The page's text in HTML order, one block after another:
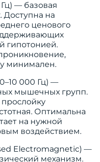
Гц) — базовая
на
ценового
гипотонией.
минимален.
000 Гц) —
мышечных групп.
Оптимальна
на нужной
воздействием.
Electromagnetic) —
механизм.